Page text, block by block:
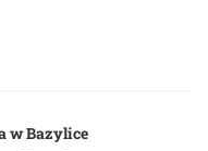
w Bazylice